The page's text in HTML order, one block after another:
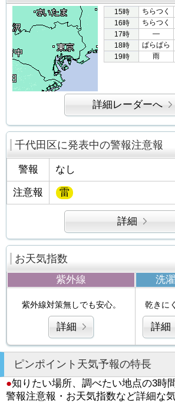
15時 ちらつく
16時
ちらつく
17時
―
18時
ぱらぱら
19時
雨
詳細レーダーへ
千代田区に発表中の警報注意報
警報 なし
注意報 雷
詳細
お天気指数
紫外線 洗濯
紫外線対策無しでも安心。
詳細
乾きに
詳細
ピンポイント天気予報の特長
●知りたい場所、調べたい地点の3時
警報注意報・お天気指数など詳細な